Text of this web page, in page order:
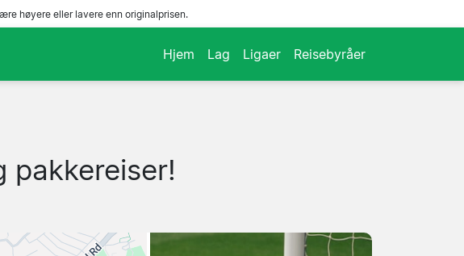
høyere eller lavere enn originalprisen.
Hjem Lag Ligaer Reisebyråer
pakkereiser!